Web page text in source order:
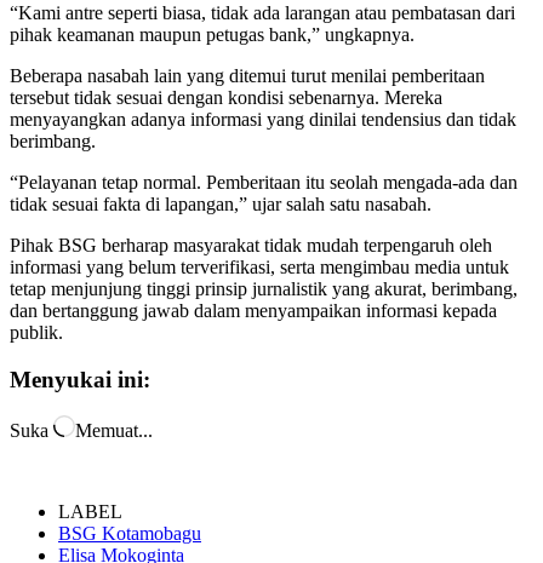
“Kami antre seperti biasa, tidak ada larangan atau pembatasan dari
pihak keamanan maupun petugas bank,” ungkapnya.
Beberapa nasabah lain yang ditemui turut menilai pemberitaan
tersebut tidak sesuai dengan kondisi sebenarnya. Mereka
menyayangkan adanya informasi yang dinilai tendensius dan tidak
berimbang.
“Pelayanan tetap normal. Pemberitaan itu seolah mengada-ada dan
tidak sesuai fakta di lapangan,” ujar salah satu nasabah.
Pihak BSG berharap masyarakat tidak mudah terpengaruh oleh
informasi yang belum terverifikasi, serta mengimbau media untuk
tetap menjunjung tinggi prinsip jurnalistik yang akurat, berimbang,
dan bertanggung jawab dalam menyampaikan informasi kepada
publik.
Menyukai ini:
Suka Memuat...
LABEL
BSG Kotamobagu
Elisa Mokoginta